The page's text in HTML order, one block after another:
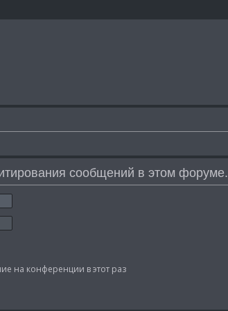
сообщений в этом форуме.
на конференции в этот раз